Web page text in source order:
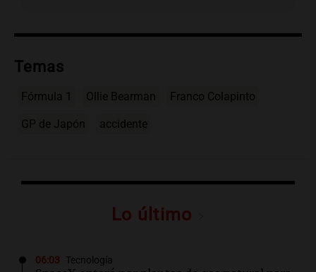
Temas
Fórmula 1 Ollie Bearman Franco Colapinto
GP de Japón accidente
Lo último
06:03 Tecnología